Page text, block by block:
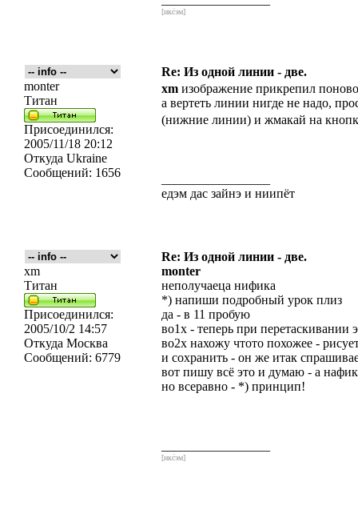
[икс́эм]
Re: Из одной линии - две.
monter
Титан
Присоединился:
2005/11/18 20:12
Откуда Ukraine
Сообщений: 1656
xm изображение прикрепил
а вертеть линии нигде не надо,
(нижние линии) и жмакай на
едэм дас зайнэ и ниипёт
Re: Из одной линии - две.
xm
Титан
Присоединился:
2005/10/2 14:57
Откуда Москва
Сообщений: 6779
monter
неполучаеца нифика
*) напиши подробный урок плиз
да - в 11 пробую
во1х - теперь при перетаскивании
во2х нахожу чтото похожее -
и сохранить - он же итак
вот пишу всё это и думаю - а
но всеравно - *) принцип!
[икс́эм]